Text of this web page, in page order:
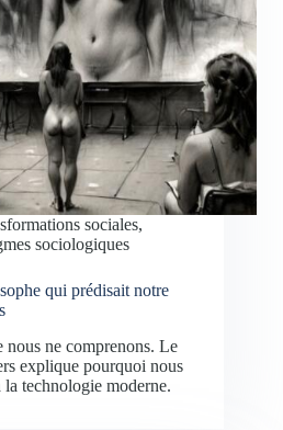
sociales,
sociologiques
qui prédisait notre
nous ne comprenons. Le
explique pourquoi nous
technologie moderne.